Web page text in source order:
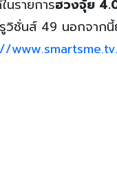
รายการฮวงจุ้ย
วิชั่นส์ 49 นอกจาก